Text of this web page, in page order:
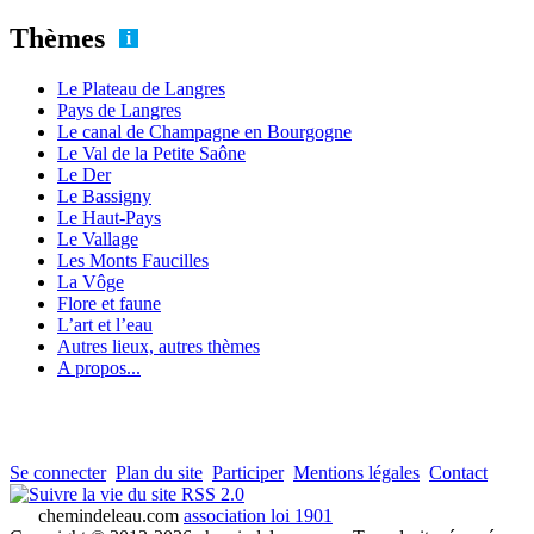
Thèmes
Le Plateau de Langres
Pays de Langres
Le canal de Champagne en Bourgogne
Le Val de la Petite Saône
Le Der
Le Bassigny
Le Haut-Pays
Le Vallage
Les Monts Faucilles
La Vôge
Flore et faune
L’art et l’eau
Autres lieux, autres thèmes
A propos...
Se connecter Plan du site Participer Mentions légales Contact
RSS 2.0
chemindeleau.com association loi 1901